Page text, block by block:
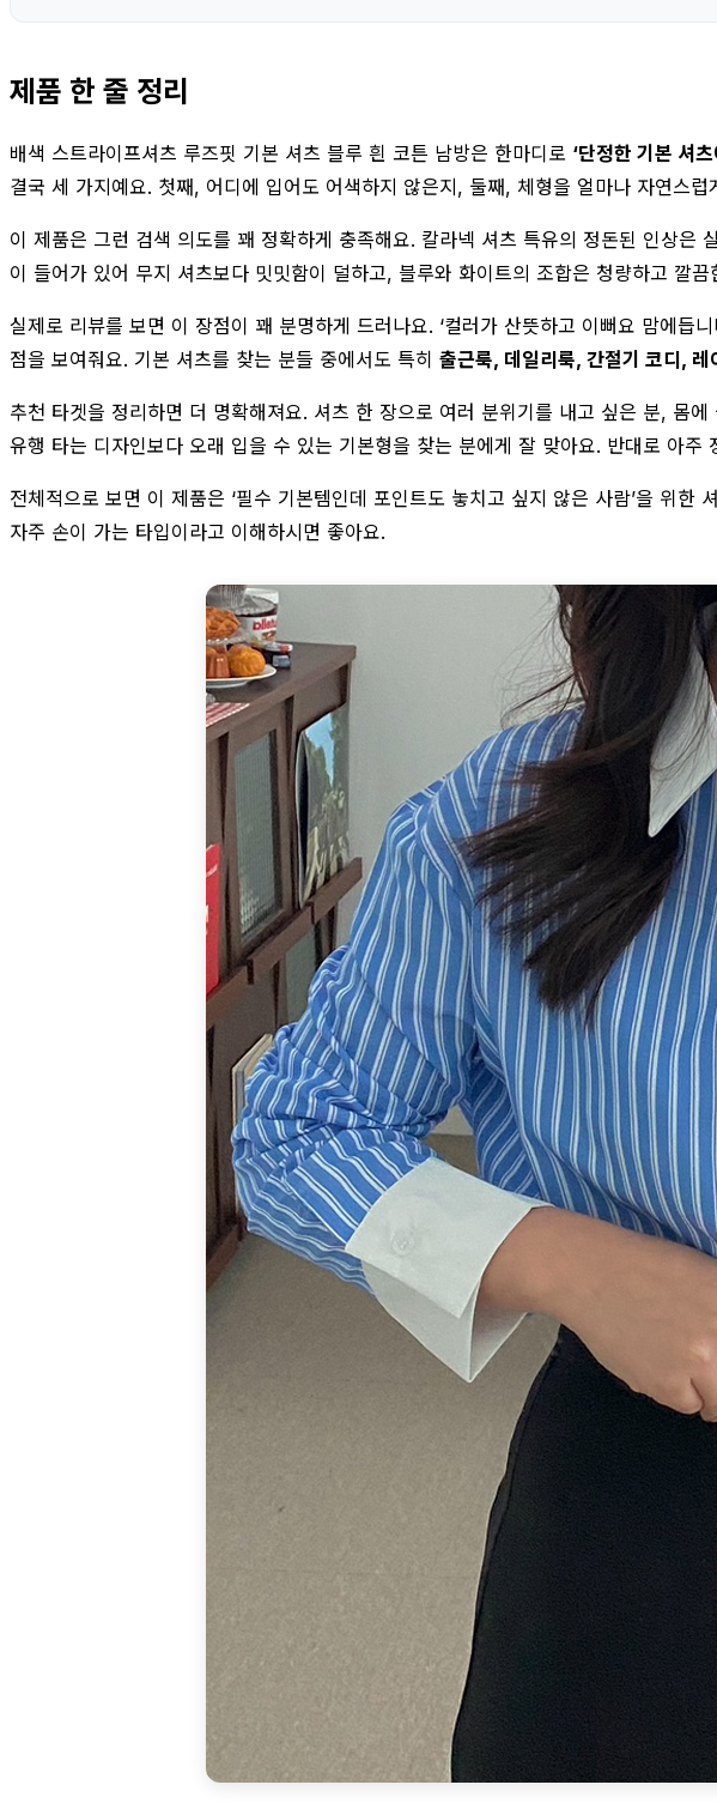
제품 한 줄 정리
배색 스트라이프셔츠 루즈핏 기본 셔츠 블루 흰 코튼 남방은 한마디로 ‘단정한 기본 셔
결국 세 가지예요. 첫째, 어디에 입어도 어색하지 않은지, 둘째, 체형을 얼마나 자연스
이 제품은 그런 검색 의도를 꽤 정확하게 충족해요. 칼라넥 셔츠 특유의 정돈된 인상은
이 들어가 있어 무지 셔츠보다 밋밋함이 덜하고, 블루와 화이트의 조합은 청량하고 깔끔
실제로 리뷰를 보면 이 장점이 꽤 분명하게 드러나요. ‘컬러가 산뜻하고 이뻐요 맘에듭
점을 보여줘요. 기본 셔츠를 찾는 분들 중에서도 특히 출근룩, 데일리룩, 간절기 코디, 레
추천 타겟을 정리하면 더 명확해져요. 셔츠 한 장으로 여러 분위기를 내고 싶은 분, 몸
유행 타는 디자인보다 오래 입을 수 있는 기본형을 찾는 분에게 잘 맞아요. 반대로 아
전체적으로 보면 이 제품은 ‘필수 기본템인데 포인트도 놓치고 싶지 않은 사람’을 위
자주 손이 가는 타입이라고 이해하시면 좋아요.